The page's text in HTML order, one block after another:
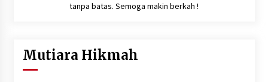
tanpa batas. Semoga makin berkah !
Mutiara Hikmah